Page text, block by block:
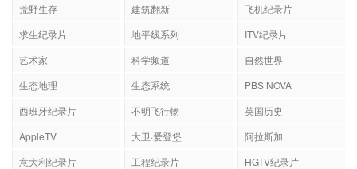
荒野生存
建筑翻新
飞机纪录片
求生纪录片
地平线系列
ITV纪录片
艺术家
科学频道
自然世界
生态地理
生态系统
PBS NOVA
西班牙纪录片
不明飞行物
英国历史
AppleTV
大卫·爱登堡
阿拉斯加
意大利纪录片
工程纪录片
HGTV纪录片